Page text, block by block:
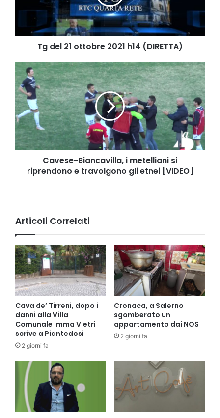
(DIRETTA)
Tg del 21 ottobre 2021 h14 (DIRETTA)
Cavese-
Biancavilla,
i
metelliani
si
riprendono
e
travolgono
gli
[VIDEO]
Cavese-Biancavilla, i metelliani si
riprendono e travolgono gli etnei [VIDEO]
Articoli Correlati
Cava de’ Tirreni, dopo i
danni alla Villa
Comunale Imma Vietri
scrive a Piantedosi
2 giorni fa
Cronaca, a Salerno
sgomberato un
appartamento dai NOS
2 giorni fa